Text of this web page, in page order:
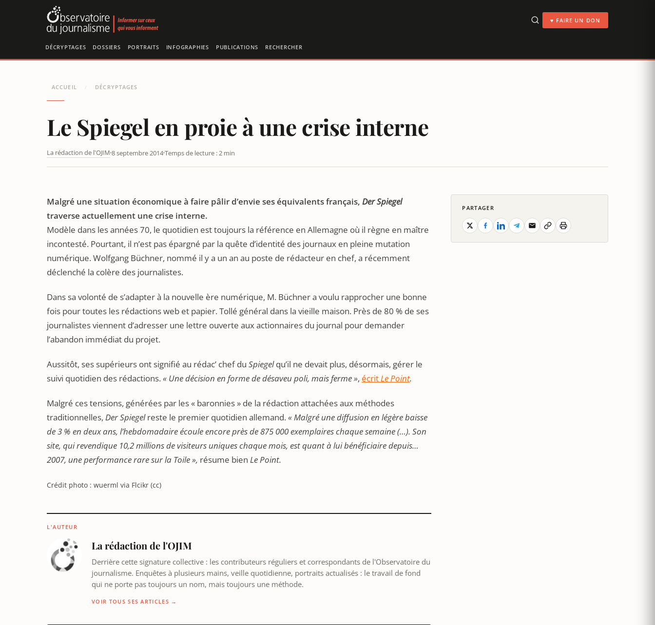
♥ FAIRE UN DON
DÉCRYPTAGES DOSSIERS PORTRAITS INFOGRAPHIES PUBLICATIONS RECHERCHER
ACCUEIL / DÉCRYPTAGES
Le Spiegel en proie à une crise interne
La rédaction de l'OJIM 8 septembre 2014Temps de lecture : 2 min
LE SPIEGEL EN PROIE À UNE CRISE INTERNE
Malgré une situation économique à faire pâlir d’envie ses équivalents français, Der Spiegel
traverse actuellement une crise interne.
Modèle dans les années 70, le quotidien est toujours la référence en Allemagne où il règne en maître
incontesté. Pourtant, il n’est pas épargné par la quête d’identité des journaux en pleine mutation
numérique. Wolfgang Büchner, nommé il y a un an au poste de rédacteur en chef, a récemment
déclenché la colère des journalistes.
Dans sa volonté de s’adapter à la nouvelle ère numérique, M. Büchner a voulu rapprocher une bonne
fois pour toutes les rédactions web et papier. Tollé général dans la vieille maison. Près de 80 % de ses
journalistes viennent d’adresser une lettre ouverte aux actionnaires du journal pour demander
l’abandon immédiat du projet.
Aussitôt, ses supérieurs ont signifié au rédac’ chef du Spiegelqu’il ne devait plus, désormais, gérer le
suivi quotidien des rédactions.« Une décision en forme de désaveu poli, mais ferme », écritLe Point.
Malgré ces tensions, générées par les « baronnies » de la rédaction attachées aux méthodes
traditionnelles, Der Spiegelreste le premier quotidien allemand.« Malgré une diffusion en légère baisse
de 3 % en deux ans, l’hebdomadaire écoule encore près de 875 000 exemplaires chaque semaine (…). Son
site, qui revendique 10,2 millions de visiteurs uniques chaque mois, est quant à lui bénéficiaire depuis…
2007, une performance rare sur la Toile », résume bien Le Point.
Crédit photo : wuerml via Flcikr (cc)
L'AUTEUR
La rédaction de l'OJIM
Derrière cette signature collective : les contributeurs réguliers et correspondants de l'Observatoire du
journalisme. Enquêtes à plusieurs mains, veille quotidienne, portraits actualisés : le travail de fond
qui ne porte pas toujours un nom, mais toujours une méthode.
VOIR TOUS SES ARTICLES →
PARTAGER
Panneau de gestion des cookies